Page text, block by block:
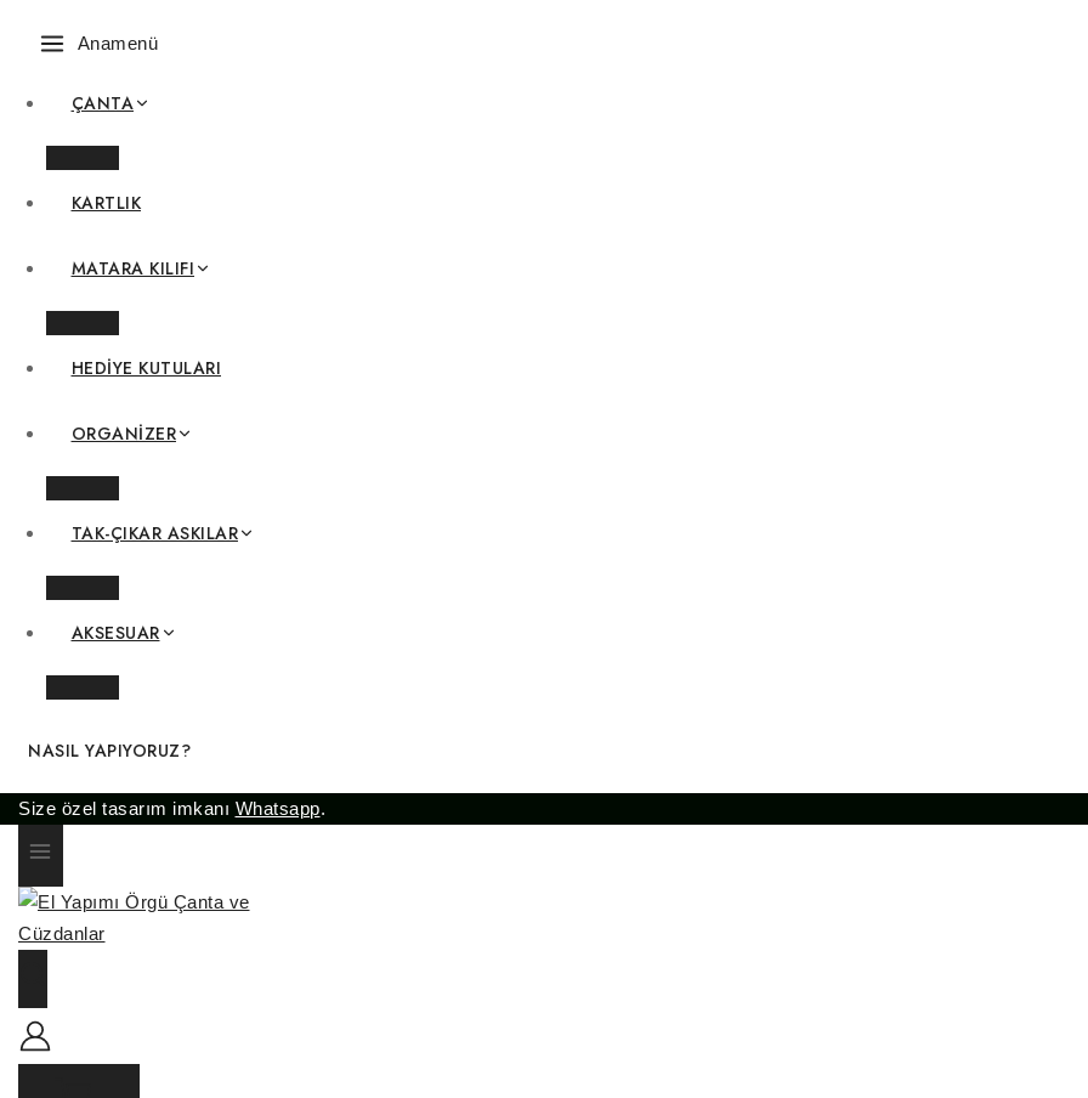
Anamenü
ÇANTA
KARTLIK
MATARA KILIFI
HEDIYE KUTULARI
ORGANIZER
TAK-ÇIKAR ASKILAR
AKSESUAR
NASIL YAPIYORUZ?
Size özel tasarım imkanı Whatsapp.